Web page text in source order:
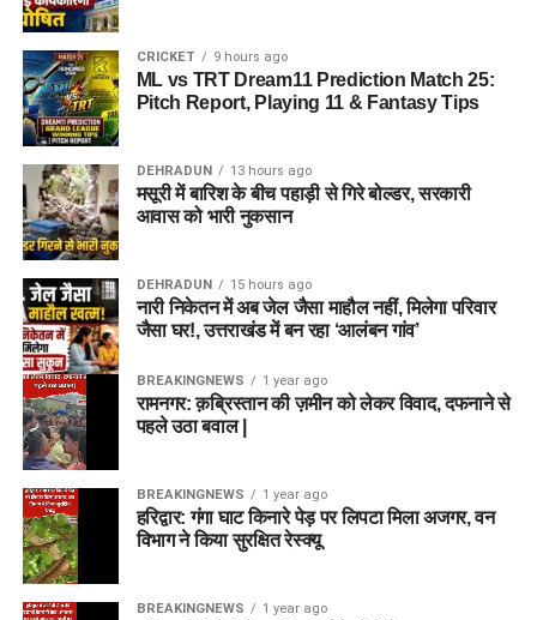
CRICKET 9 hours ago
ML vs TRT Dream11 Prediction Match 25:
Pitch Report, Playing 11 & Fantasy Tips
DEHRADUN 13 hours ago
मसूरी में बारिश के बीच पहाड़ी से गिरे बोल्डर, सरकारी
आवास को भारी नुकसान
DEHRADUN 15 hours ago
नारी निकेतन में अब जेल जैसा माहौल नहीं, मिलेगा परिवार
जैसा घर!, उत्तराखंड में बन रहा ‘आलंबन गांव’
BREAKINGNEWS 1 year ago
रामनगर: क़ब्रिस्तान की ज़मीन को लेकर विवाद, दफनाने से
पहले उठा बवाल |
BREAKINGNEWS 1 year ago
हरिद्वार: गंगा घाट किनारे पेड़ पर लिपटा मिला अजगर, वन
विभाग ने किया सुरक्षित रेस्क्यू
BREAKINGNEWS 1 year ago